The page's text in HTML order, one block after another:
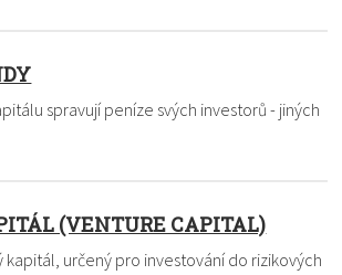
spravují peníze svých investorů - jiných
(VENTURE CAPITAL)
kapitál, určený pro investování do rizikových